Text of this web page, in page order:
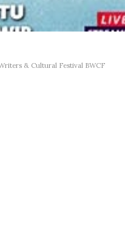
& Cultural Festival BWCF